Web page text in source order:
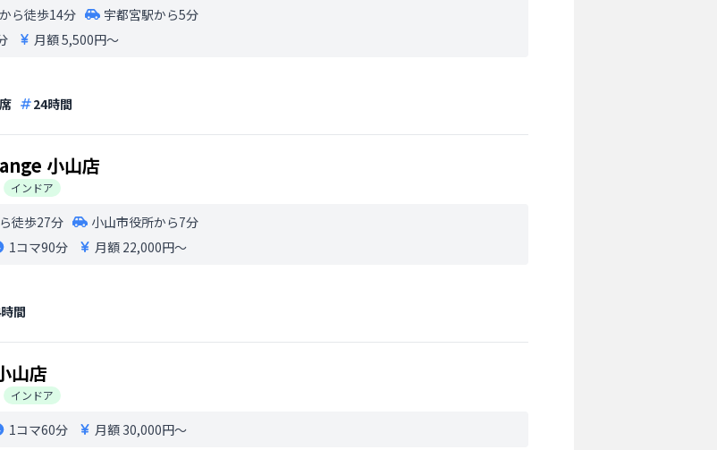
ら徒歩14分
宇都宮駅から5分
月額 5,500円〜
24時間
小山店
インドア
徒歩27分
小山市役所から7分
1コマ90分 月額 22,000円〜
間
山店
インドア
1コマ60分 月額 30,000円〜